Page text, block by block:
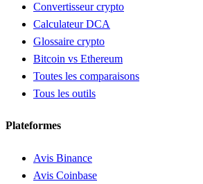
Convertisseur crypto
Calculateur DCA
Glossaire crypto
Bitcoin vs Ethereum
Toutes les comparaisons
Tous les outils
Plateformes
Avis Binance
Avis Coinbase